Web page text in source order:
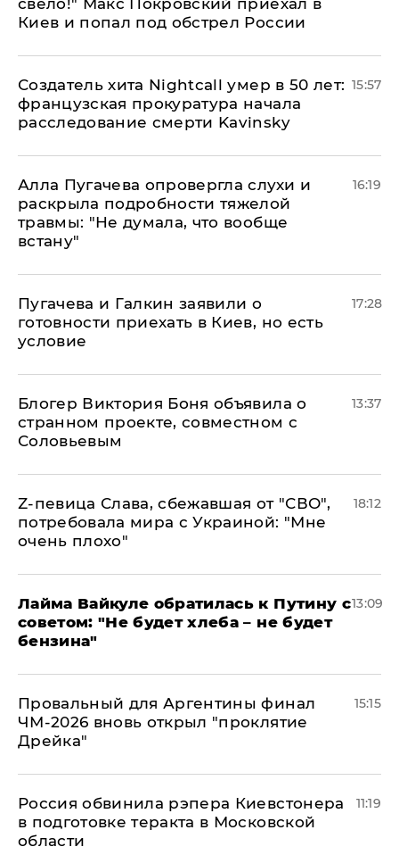
Киев и попал под обстрел России
Создатель хита Nightcall умер в 50 лет:
французская прокуратура начала
расследование смерти Kavinsky
15:57
Алла Пугачева опровергла слухи и
раскрыла подробности тяжелой
травмы: "Не думала, что вообще
встану"
16:19
Пугачева и Галкин заявили о
готовности приехать в Киев, но есть
условие
17:28
Блогер Виктория Боня объявила о
странном проекте, совместном с
Соловьевым
13:37
Z-певица Слава, сбежавшая от "СВО",
потребовала мира с Украиной: "Мне
очень плохо"
18:12
Лайма Вайкуле обратилась к Путину с
советом: "Не будет хлеба – не будет
бензина"
13:09
Провальный для Аргентины финал
ЧМ-2026 вновь открыл "проклятие
Дрейка"
15:15
Россия обвинила рэпера Киевстонера
в подготовке теракта в Московской
области
11:19